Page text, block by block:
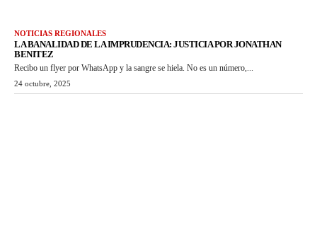
NOTICIAS REGIONALES
LA BANALIDAD DE LA IMPRUDENCIA: JUSTICIA POR JONATHAN
BENITEZ
Recibo un flyer por WhatsApp y la sangre se hiela. No es un número,...
24 octubre, 2025